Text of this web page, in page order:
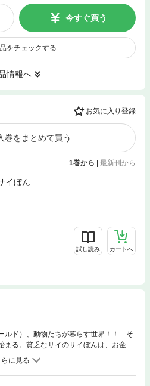
今すぐ買う
をチェックする
情報へ
お気に入り登録
巻をまとめて買う
1巻から 最新刊から
イぼん
試し読み カートへ
ルド）、動物たちが暮らす世界！！ そ
まる。貧乏なサイのサイぼんは、お金を
ファイツ）への出場を決意し…！？